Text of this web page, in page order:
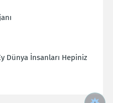
Dünya İnsanları Hepiniz